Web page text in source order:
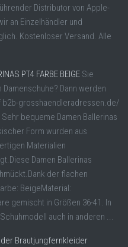
Distributor von Apple-
an Einzelhändler und
Kostenloser Versand. Alle
PT4 FARBE BEIGE Sie
Damenschuhe? Dann werden
b2b-grosshaendleradressen.de/
bequeme Damen Ballerinas
Form wurden aus
Materialien
Damen Ballerinas
der flachen
BeigeMaterial:
gemischt in Größen 36-41. In
auch in anderen ...
Brautjungfernkleider